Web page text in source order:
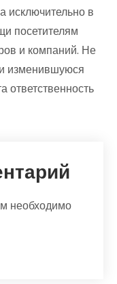
исключительно в
посетителям
и компаний. Не
изменившуюся
необходимо